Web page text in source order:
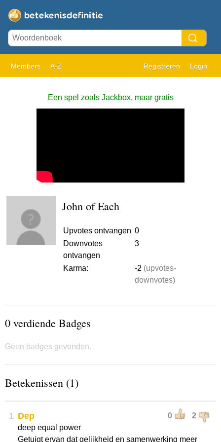
Members A-Z Registreren Login
Een spel zoals Jackbox, maar gratis
John of Each
Upvotes ontvangen 0
Downvotes
ontvangen
3
Karma: -2 (upvotes-
downvotes)
0 verdiende Badges
Geen badges gevonden.
Betekenissen (1)
1 0 2
Dep
deep equal power
Getuigt ervan dat gelijkheid en samenwerking meer